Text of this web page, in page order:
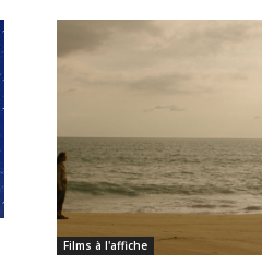
Films à l'affiche